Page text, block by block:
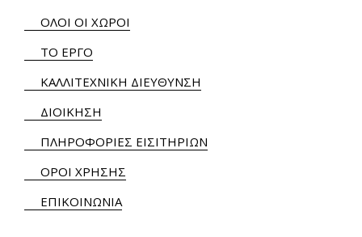
ΟΛΟΙ ΟΙ ΧΩΡΟΙ
ΤΟ ΕΡΓΟ
ΚΑΛΛΙΤΕΧΝΙΚΗ ΔΙΕΥΘΥΝΣΗ
ΔΙΟΙΚΗΣΗ
ΠΛΗΡΟΦΟΡΙΕΣ ΕΙΣΙΤΗΡΙΩΝ
ΟΡΟΙ ΧΡΗΣΗΣ
ΕΠΙΚΟΙΝΩΝΙΑ